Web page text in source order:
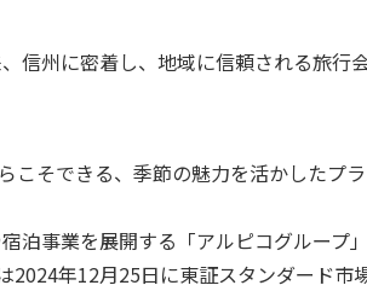
信州に密着し、地域に信頼される旅
こそできる、季節の魅力を活かしたプ
泊事業を展開する「アルピコグルー
2024年12月25日に東証スタンダード市